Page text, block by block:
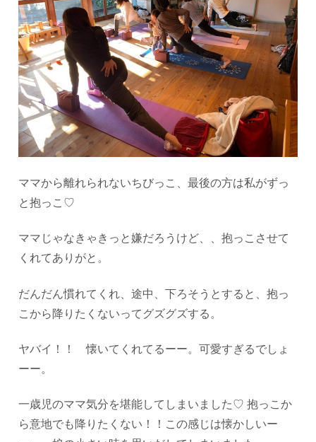
ママから離れられないちびっこ、最後の方は私がずっ
と抱っこ♡
ママじゃなきゃきっと嫌だろうけど、、抱っこさせて
くれてありがと。
だんだん慣れてくれ、途中、下ろそうとすると、抱っ
こから降りたくないってグズグズする。
ヤバイ！！ 懐いてくれてるーー。可愛すぎるでしょ
ーー。
一歳児のママ気分を堪能してしまいました♡ 抱っこか
ら意地でも降りたくない！！この感じは懐かしいー